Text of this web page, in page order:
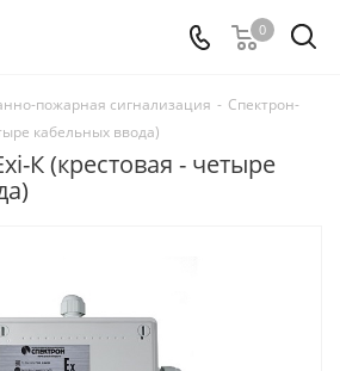
0
пожарная сигнализация - Спектрон-
кабельных ввода)
К (крестовая - четыре